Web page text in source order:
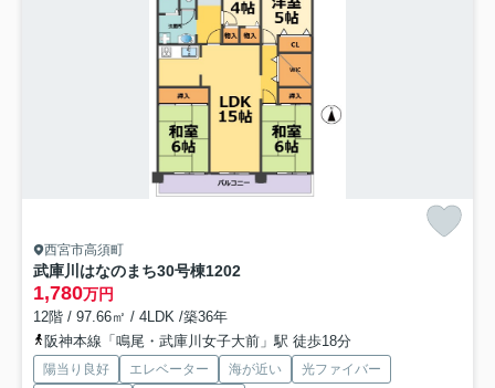
西宮市高須町
武庫川はなのまち30号棟1202
1,780万円
12階 / 97.66㎡ / 4LDK /築36年
阪神本線「鳴尾・武庫川女子大前」駅 徒歩18分
陽当り良好 エレベーター 海が近い
光ファイバー